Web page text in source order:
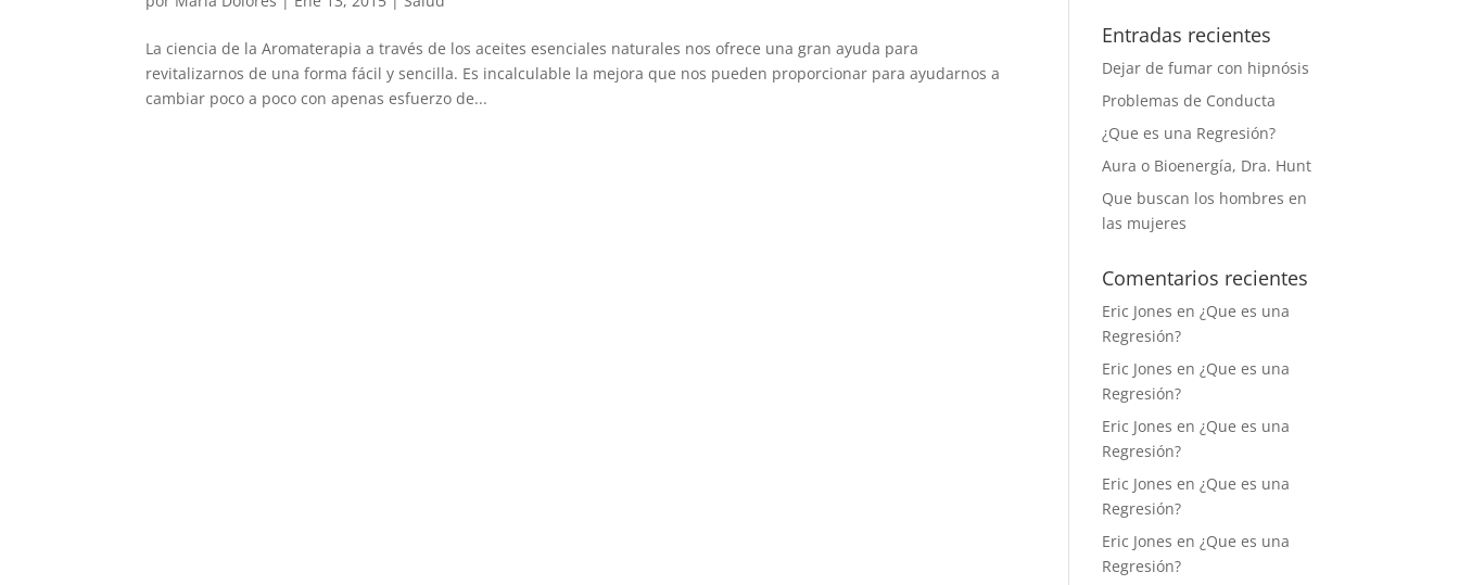
La ciencia de la Aromaterapia a través de los aceites esenciales naturales nos ofrece una gran ayuda para
revitalizarnos de una forma fácil y sencilla. Es incalculable la mejora que nos pueden proporcionar para ayudarnos a
cambiar poco a poco con apenas esfuerzo de...
Entradas recientes
Dejar de fumar con hipnósis
Problemas de Conducta
¿Que es una Regresión?
Aura o Bioenergía, Dra. Hunt
Que buscan los hombres en
las mujeres
Comentarios recientes
Eric Jones en¿Que es una
Regresión?
Eric Jones en¿Que es una
Regresión?
Eric Jones en¿Que es una
Regresión?
Eric Jones en¿Que es una
Regresión?
Eric Jones en¿Que es una
Regresión?